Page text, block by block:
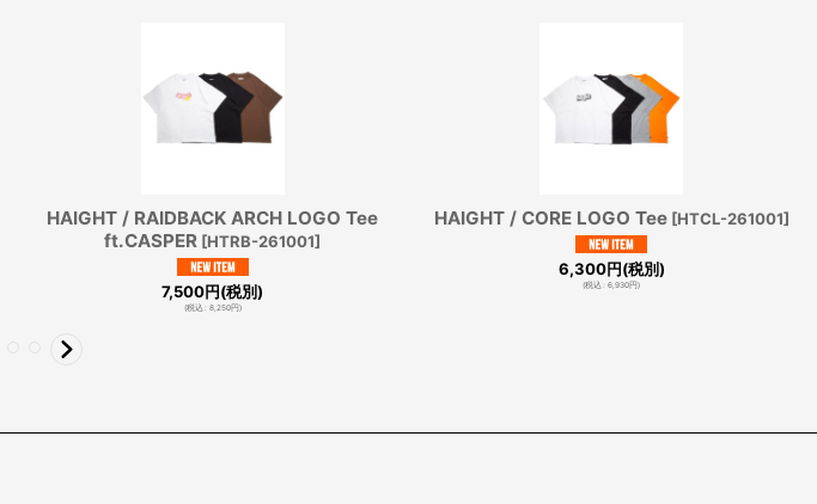
HAIGHT / RAIDBACK ARCH LOGO Tee
ft.CASPER [HTRB-261001]
7,500円(税別)
(税込: 8,250円)
HAIGHT / CORE LOGO Tee [HTCL-261001]
6,300円(税別)
(税込: 6,930円)